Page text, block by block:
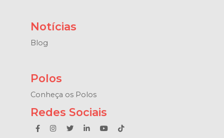
Notícias
Blog
Polos
Conheça os Polos
Redes Sociais